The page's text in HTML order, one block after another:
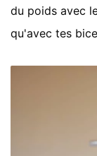
du poids avec
qu'avec tes